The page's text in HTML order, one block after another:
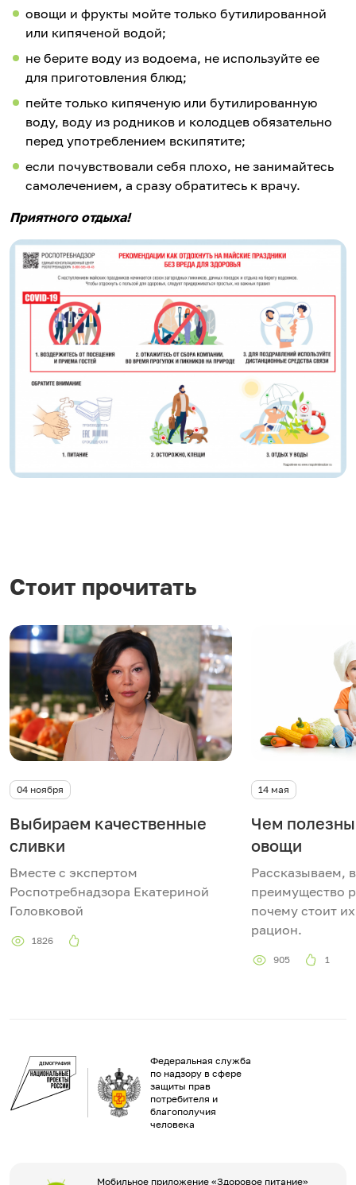
овощи и фрукты мойте только бутилированной
или кипяченой водой;
не берите воду из водоема, не используйте ее
для приготовления блюд;
пейте только кипяченую или бутилированную
воду, воду из родников и колодцев обязательно
перед употреблением вскипятите;
если почувствовали себя плохо, не занимайтесь
самолечением, а сразу обратитесь к врачу.
Приятного отдыха!
Стоит прочитать
04 ноября
Выбираем качественные
сливки
Вместе с экспертом
Роспотребнадзора Екатериной
Головковой
1826
14 мая
Чем
овощи
Рассказываем,
преимущество
почему стоит
рацион.
905 1
Федеральная служба
по надзору в сфере
защиты прав
потребителя и
благополучия
человека
Мобильное приложение «Здоровое питание»